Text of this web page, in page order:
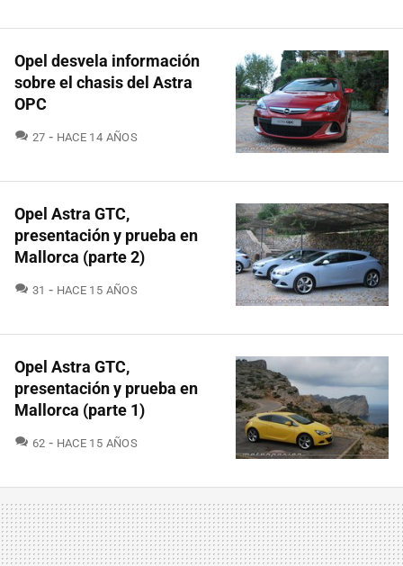
Opel desvela información
sobre el chasis del Astra
OPC
27 COMENTARIOS
HACE 14 AÑOS
Opel Astra GTC,
presentación y prueba en
Mallorca (parte 2)
31 COMENTARIOS
HACE 15 AÑOS
Opel Astra GTC,
presentación y prueba en
Mallorca (parte 1)
62 COMENTARIOS
HACE 15 AÑOS